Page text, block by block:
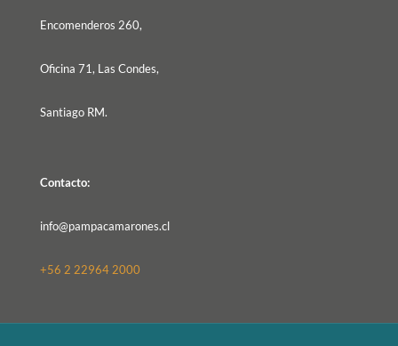
Encomenderos 260,
Oficina 71, Las Condes,
Santiago RM.
Contacto:
info@pampacamarones.cl
+56 2 22964 2000